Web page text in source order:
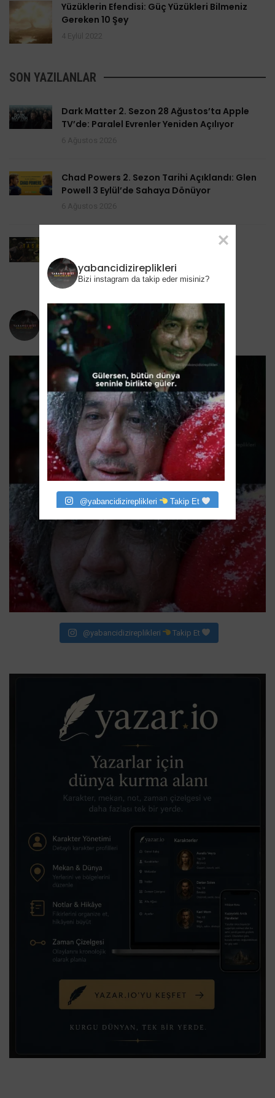
Yüzüklerin Efendisi: Güç Yüzükleri Bilmeniz
Gereken 10 Şey
SON YAZILANLAR
Dark Matter 2. Sezon 28 Ağustos’ta Apple
TV’de: Paralel Evrenler Yeniden Açılıyor
Chad Powers 2. Sezon Tarihi Açıklandı: Glen
Powell 3 Eylül’de Sahaya Dönüyor
Task 2. Sezona Yenilendi: Mark Ruffalo
HBO’nun Suç Dramanına Geri Dönüyor
6 Ağustos 2026
yabancidizireplikleri
Bizi instagram da takip eder misiniz?
@yabancidizireplikleri Takip Et
yabancidizireplikleri
Bizi instagram da takip eder misiniz?
@yabancidizireplikleri Takip Et